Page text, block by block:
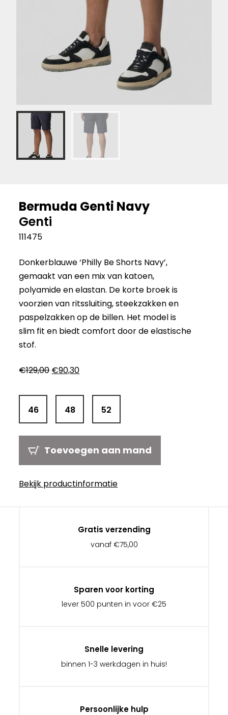
Bermuda Genti Navy
Genti
111475
Donkerblauwe ‘Philly Be Shorts Navy’,
gemaakt van een mix van katoen,
polyamide en elastan. De korte broek is
voorzien van ritssluiting, steekzakken en
paspelzakken op de billen. Het model is
slim fit en biedt comfort door de elastische
stof.
€129,00 Oorspronkelijke
was:
€129,00.
€90,30Huidige
is:
€90,30.
46 48 52
Toevoegen aan mand
Bekijk productinformatie
Gratis verzending
vanaf €75,00
Sparen voor korting
lever 500 punten in voor €25
Snelle levering
binnen 1-3 werkdagen in huis!
Persoonlijke hulp